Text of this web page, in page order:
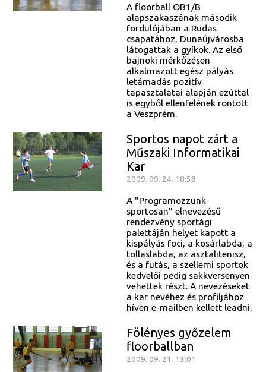
A floorball OB1/B
alapszakaszának második
fordulójában a Rudas
csapatához, Dunaújvárosba
látogattak a gyíkok. Az első
bajnoki mérkőzésen
alkalmazott egész pályás
letámadás pozitív
tapasztalatai alapján ezúttal
is egyből ellenfelének rontott
a Veszprém.
Sportos napot zárt a
Műszaki Informatikai
Kar
2009. 09. 24. 18:58
A "Programozzunk
sportosan" elnevezésű
rendezvény sportági
palettáján helyet kapott a
kispályás foci, a kosárlabda, a
tollaslabda, az asztalitenisz,
és a futás, a szellemi sportok
kedvelői pedig sakkversenyen
vehettek részt. A nevezéseket
a kar nevéhez és profiljához
híven e-mailben kellett leadni.
Fölényes győzelem
floorballban
2009. 09. 21. 13:01